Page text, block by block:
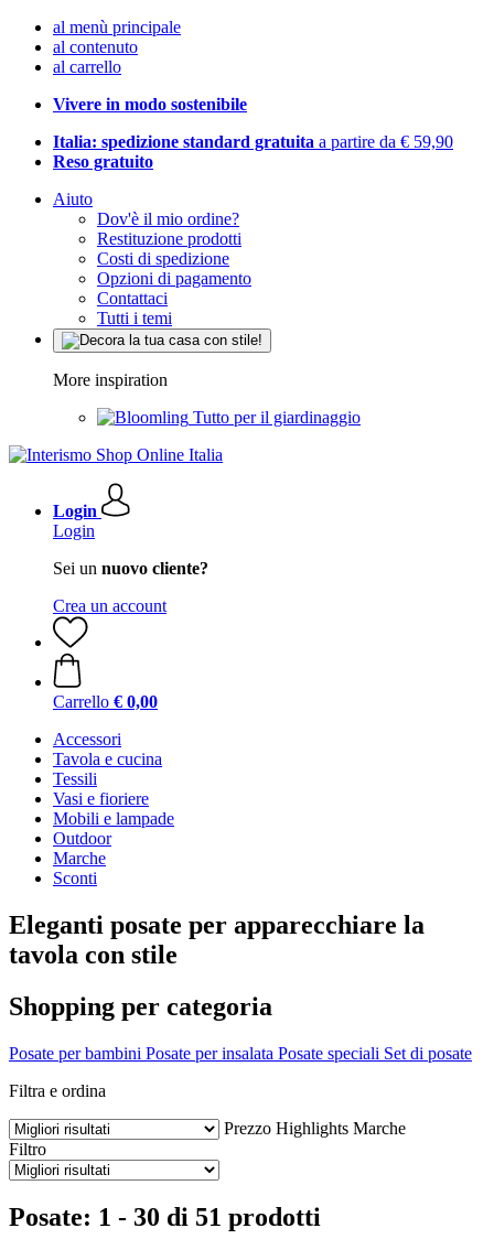
al menù principale
al contenuto
al carrello
Vivere in modo sostenibile
Italia: spedizione standard gratuita a partire da € 59,90
Reso gratuito
Aiuto
Dov'è il mio ordine?
Restituzione prodotti
Costi di spedizione
Opzioni di pagamento
Contattaci
Tutti i temi
More inspiration
Tutto per il giardinaggio
Login
Login
Sei un nuovo cliente?
Crea un account
Carrello € 0,00
Accessori
Tavola e cucina
Tessili
Vasi e fioriere
Mobili e lampade
Outdoor
Marche
Sconti
Eleganti posate per apparecchiare la
tavola con stile
Shopping per categoria
Posate per bambini Posate per insalata Posate speciali Set di posate
Filtra e ordina
Prezzo Highlights Marche
Filtro
Posate: 1 - 30 di 51 prodotti